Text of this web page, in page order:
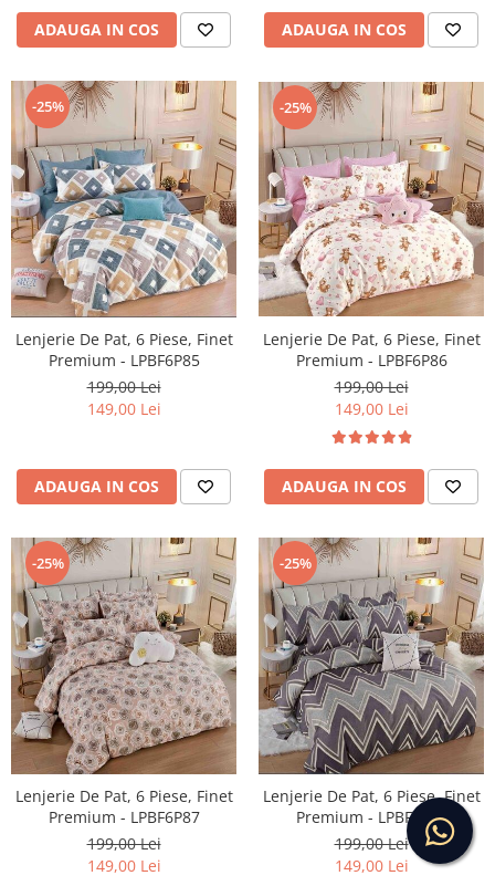
ADAUGA IN COS ADAUGA IN COS
-25%
Lenjerie De Pat, 6 Piese, Finet
Premium - LPBF6P85
199,00 Lei
149,00 Lei
ADAUGA IN COS
-25%
Lenjerie De Pat, 6 Piese, Finet
Premium - LPBF6P86
199,00 Lei
149,00 Lei
ADAUGA IN COS
-25%
Lenjerie De Pat, 6 Piese, Finet
Premium - LPBF6P87
199,00 Lei
149,00 Lei
-25%
Lenjerie De Pat, 6 Piese, Finet
Premium - LPBF6P88
199,00 Lei
149,00 Lei